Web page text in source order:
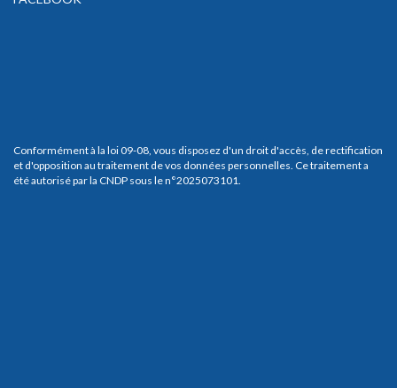
Conformément à la loi 09-08, vous disposez d'un droit d'accès, de rectification
et d'opposition au traitement de vos données personnelles. Ce traitement a
été autorisé par la CNDP sous le n°2025073101.